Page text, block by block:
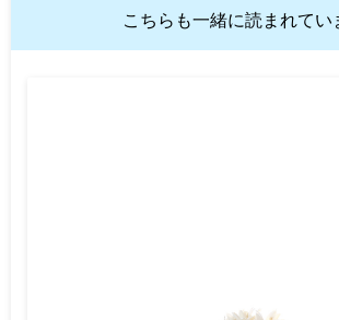
こちらも一緒に読まれてい